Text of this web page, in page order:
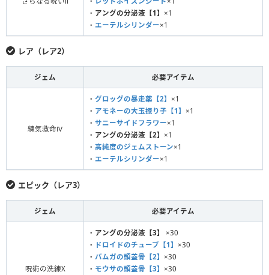
・ アングの分泌液【1】 ×1
・ エーテルシリンダー×1
レア（レア2）
ジェム 必要アイテム
練気救命Ⅳ
・ グロッグの暴走薬【2】 ×1
・ アモネーの大玉振り子【1】 ×1
・ サニーサイドフラワー×1
・ アングの分泌液【2】 ×1
・ 高純度のジェムストーン×1
・ エーテルシリンダー×1
エピック（レア3）
ジェム 必要アイテム
呪術の洗練X
・ アングの分泌液【3】 ×30
・ ドロイドのチューブ【1】 ×30
・ バムガの頭蓋骨【2】 ×30
・ モウサの頭蓋骨【3】 ×30